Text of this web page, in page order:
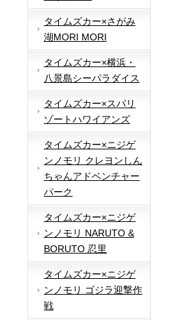
タイムズカー×さがみ
湖MORI MORI
タイムズカー×横浜・
八景島シーパラダイス
タイムズカー×スパリ
ゾートハワイアンズ
タイムズカー×ニジゲ
ンノモリ クレヨンしん
ちゃんアドベンチャー
パーク
タイムズカー×ニジゲ
ンノモリ NARUTO &
BORUTO 忍里
タイムズカー×ニジゲ
ンノモリ ゴジラ迎撃作
戦